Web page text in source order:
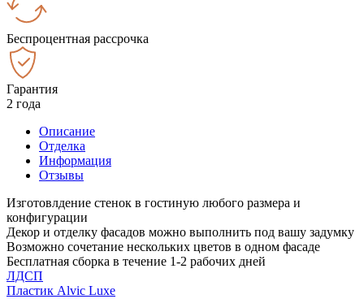
Беспроцентная рассрочка
Гарантия
2 года
Описание
Отделка
Информация
Отзывы
Изготовлдение стенок в гостиную любого размера и
конфигурации
Декор и отделку фасадов можно выполнить под вашу задумку
Возможно сочетание нескольких цветов в одном фасаде
Бесплатная сборка в течение 1-2 рабочих дней
ЛДСП
Пластик Alvic Luxe